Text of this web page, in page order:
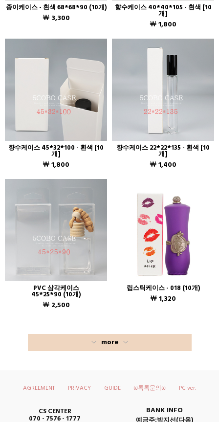
종이케이스 - 흰색 68*68*90 (10개)
￦ 3,300
향수케이스 40*40*105 - 흰색 [10
개]
￦ 1,800
향수케이스 45*32*100 - 흰색 [10
개]
￦ 1,800
향수케이스 22*22*135 - 흰색 [10
개]
￦ 1,400
PVC 삼각케이스
45*25*90 (10개)
￦ 2,500
립스틱케이스 - 018 (10개)
￦ 1,320
more
AGREEMENT PRIVACY GUIDE ω톡톡문의ω PC ver.
CS CENTER
070 - 7576 - 1777
BANK INFO